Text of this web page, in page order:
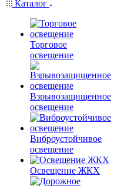
Каталог
Торговое
освещение
Взрывозащищенное
освещение
Виброустойчивое
освещение
Освещение ЖКХ